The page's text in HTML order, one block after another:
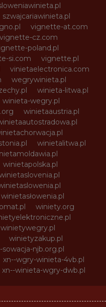
szwajcariawinieta.pl
vignette-at.com
vignette-cz.com
poland.pl
si.com
vignette.pl
vinietaelectronica.com
wegrywinieta.pl
winieta-litwa.pl
winieta-wegry.pl
winietaaustria.pl
winietalitwa.pl
winietapolska.pl
winietasłowenia.pl
winiety.org
winietywegry.pl
winietyzakup.pl
sowacja-njb.org.pl
xn--wgry-winieta-4vb.pl
xn--winieta-wgry-dwb.pl